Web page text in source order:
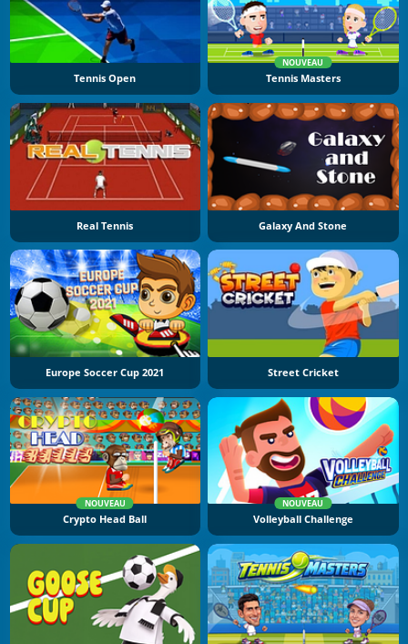
Tennis Open
NOUVEAU
Tennis Masters
Real Tennis Galaxy And Stone
Europe Soccer Cup 2021 Street Cricket
NOUVEAU
Crypto Head Ball
NOUVEAU
Volleyball Challenge